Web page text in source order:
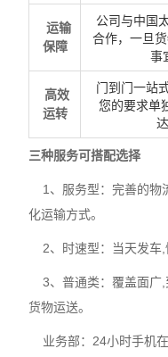
运输
保障
公司与中国
合作，一旦
事
高效
运转
门到门一站
您的要求单
三种服务可搭配选择
1、服务型：完善的物
化运输方式。
2、时速型：当天发车,
3、普通类：覆盖面广,
货物运送。
业务部：24小时手机